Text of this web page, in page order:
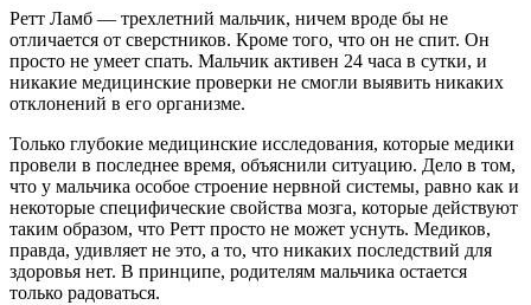
Ретт Ламб — трехлетний мальчик, ничем вроде бы не
отличается от сверстников. Кроме того, что он не спит. Он
просто не умеет спать. Мальчик активен 24 часа в сутки, и
никакие медицинские проверки не смогли выявить никаких
отклонений в его организме.
Только глубокие медицинские исследования, которые медики
провели в последнее время, объяснили ситуацию. Дело в том,
что у мальчика особое строение нервной системы, равно как и
некоторые специфические свойства мозга, которые действуют
таким образом, что Ретт просто не может уснуть. Медиков,
правда, удивляет не это, а то, что никаких последствий для
здоровья нет. В принципе, родителям мальчика остается
только радоваться.